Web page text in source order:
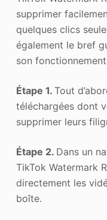
supprimer
quelques clics
également le bref
son
Étape 1. Tout
téléchargées dont
supprimer leurs
Étape 2. Dans un
TikTok Watermark
directement les
boîte.